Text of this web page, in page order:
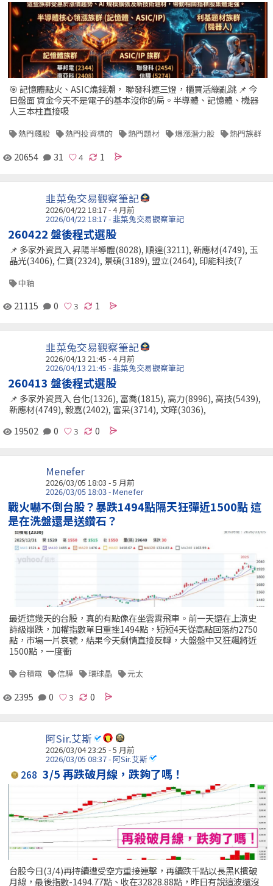
🎯 記憶體點火、ASIC燒錢潮， 聯發科連三燈，櫃買活繃亂跳 📌 今
日盤面 資金今天不是電子的基本沒你的局。半導體、記憶體、機器
人三本柱直接吸
熱門飆股 熱門投資標的 熱門題材 爆漲潛力股 熱門族群
20654 31 1
韭菜兔交易觀察筆記
2026/04/22 18:17 - 4 月前
2026/04/22 18:17 - 韭菜兔交易觀察筆記
260422 盤後程式選股
📌 多家外資買入 昇陽半導體(8028), 順達(3211), 新應材(4749), 玉
晶光(3406), 仁寶(2324), 景碩(3189), 盟立(2464), 印能科技(7
中釉
21115 0 1
韭菜兔交易觀察筆記
2026/04/13 21:45 - 4 月前
2026/04/13 21:45 - 韭菜兔交易觀察筆記
260413 盤後程式選股
📌 多家外資買入 台化(1326), 富喬(1815), 高力(8996), 高技(5439),
新應材(4749), 毅嘉(2402), 富采(3714), 文曄(3036),
19502
0 0
Menefer
2026/03/05 18:03 - 5 月前
2026/03/05 18:03 - Menefer
戰火嚇不倒台股？暴跌1494點隔天狂彈近1500點 這
是在洗盤還是送鑽石？
最近這幾天的台股，真的有點像在坐雲霄飛車。前一天還在上演史
詩級崩跌，加權指數單日重挫1494點，短短4天從高點回落約2750
點，市場一片哀號，結果今天劇情直接反轉，大盤盤中又狂飆將近
1500點，一度衝
台積電 信驊 環球晶 元太
2395 0 0
阿Sir.艾斯
2026/03/04 23:25 - 5 月前
2026/03/05 08:37 - 阿Sir.艾斯
268 3/5 再跌破月線，跌夠了嗎！
台股今日(3/4)再持續遭受空方重接連擊，再續跌千點以長黑K摜破
月線，最後指數-1494.77點、收在32828.88點，昨日有說這波還沒